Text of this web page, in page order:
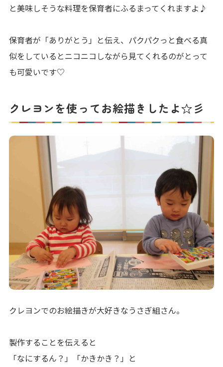
と美味しそうな料理を保育者にふるまってくれますよ♪
保育者が「ありがとう」と伝え、パクパクっと食べる真
似をしているとニコニコしながら見てくれるのがとって
も可愛いです♡
クレヨンを使ってお絵描きしたよ☆彡
クレヨンでのお絵描きが大好きなうさぎ組さん。
製作することを伝えると
「なにするん？」「かきかき？」と